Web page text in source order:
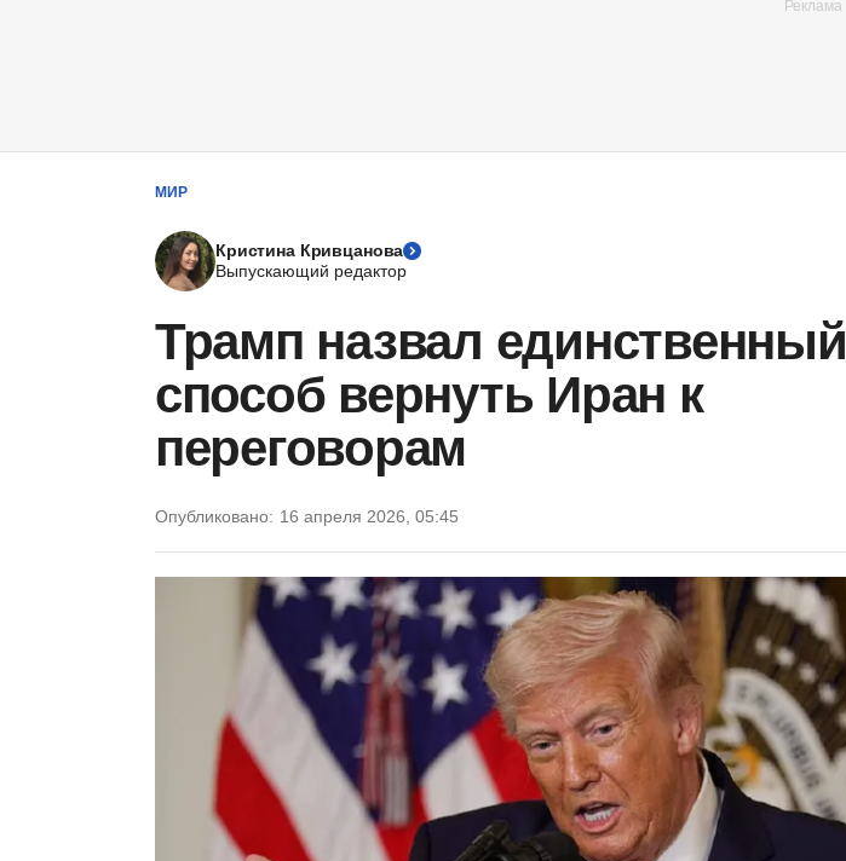
МИР
Кристина Кривцанова
Выпускающий редактор
Трамп назвал единственный
способ вернуть Иран к
переговорам
Опубликовано: 16 апреля 2026, 05:45